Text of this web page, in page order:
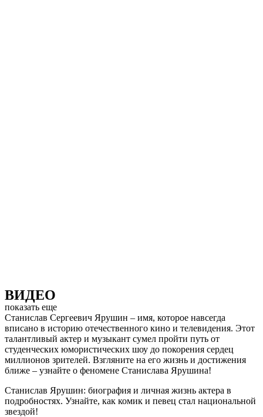
ВИДЕО
показать еще
Станислав Сергеевич Ярушин – имя, которое навсегда
вписано в историю отечественного кино и телевидения. Этот
талантливый актер и музыкант сумел пройти путь от
студенческих юмористических шоу до покорения сердец
миллионов зрителей. Взгляните на его жизнь и достижения
ближе – узнайте о феномене Станислава Ярушина!
Станислав Ярушин: биография и личная жизнь актера в
подробностях. Узнайте, как комик и певец стал национальной
звездой!